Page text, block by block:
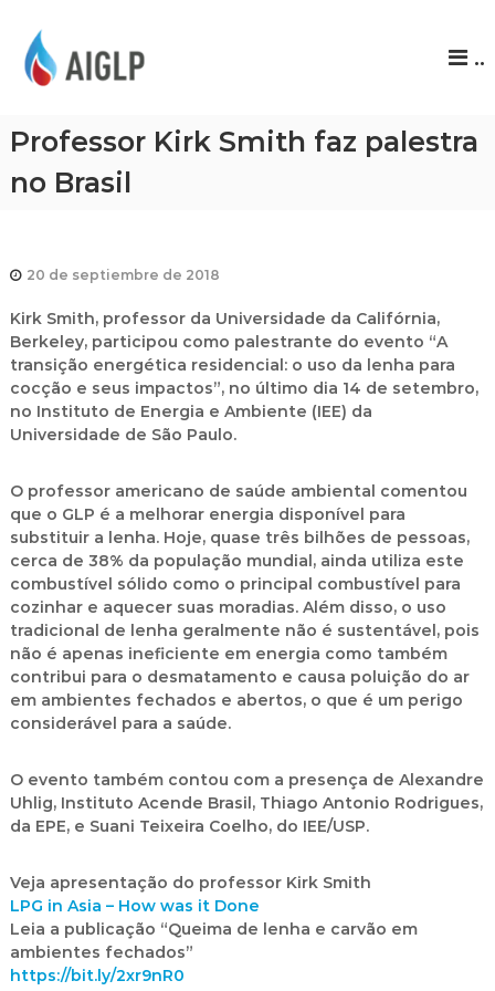
P
..
Professor Kirk Smith faz palestra
no Brasil
20 de septiembre de 2018
Kirk Smith, professor da Universidade da Califórnia,
Berkeley, participou como palestrante do evento “A
transição energética residencial: o uso da lenha para
cocção e seus impactos”, no último dia 14 de setembro,
no Instituto de Energia e Ambiente (IEE) da
Universidade de São Paulo.
O professor americano de saúde ambiental comentou
que o GLP é a melhorar energia disponível para
substituir a lenha. Hoje, quase três bilhões de pessoas,
cerca de 38% da população mundial, ainda utiliza este
combustível sólido como o principal combustível para
cozinhar e aquecer suas moradias. Além disso, o uso
tradicional de lenha geralmente não é sustentável, pois
não é apenas ineficiente em energia como também
contribui para o desmatamento e causa poluição do ar
em ambientes fechados e abertos, o que é um perigo
considerável para a saúde.
O evento também contou com a presença de Alexandre
Uhlig, Instituto Acende Brasil, Thiago Antonio Rodrigues,
da EPE, e Suani Teixeira Coelho, do IEE/USP.
Veja apresentação do professor Kirk Smith
LPG in Asia – How was it Done
Leia a publicação “Queima de lenha e carvão em
ambientes fechados”
https://bit.ly/2xr9nR0